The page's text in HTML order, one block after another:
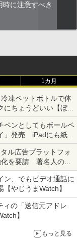
に注意すべき
1カ月
凍ペットボトルで体
ちょうどいい【ぼっ
なにしてる？】
ペンとしてもボールペ
」発売 iPadにも紙に
ル広告プラットフォ
を要請 著名人の写
して
ン、でもビデオ通話に
やじうまWatch】
ィの「送信元アドレ
】
もっと見る